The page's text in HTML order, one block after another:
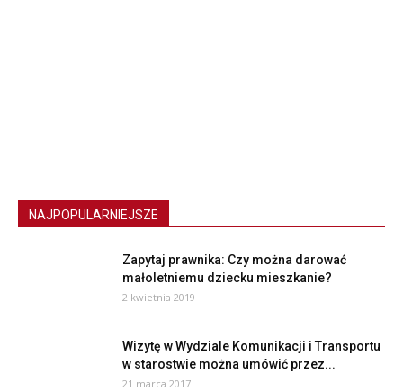
NAJPOPULARNIEJSZE
Zapytaj prawnika: Czy można darować
małoletniemu dziecku mieszkanie?
2 kwietnia 2019
Wizytę w Wydziale Komunikacji i Transportu
w starostwie można umówić przez...
21 marca 2017